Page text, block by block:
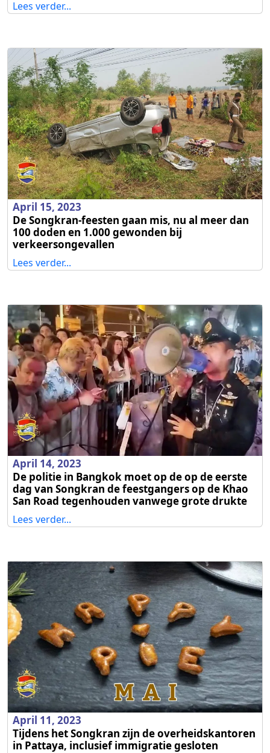
Lees verder...
April 15, 2023
De Songkran-feesten gaan mis, nu al meer dan
100 doden en 1.000 gewonden bij
verkeersongevallen
Lees verder...
April 14, 2023
De politie in Bangkok moet op de op de eerste
dag van Songkran de feestgangers op de Khao
San Road tegenhouden vanwege grote drukte
Lees verder...
April 11, 2023
Tijdens het Songkran zijn de overheidskantoren
in Pattaya, inclusief immigratie gesloten